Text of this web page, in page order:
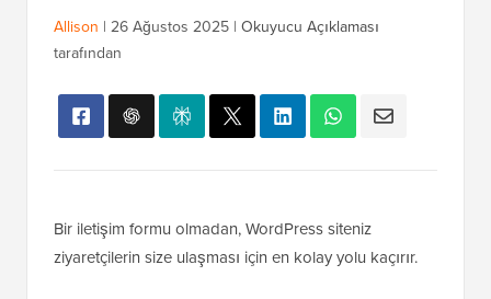
Allison | 26 Ağustos 2025 | Okuyucu Açıklaması
tarafından
Bir iletişim formu olmadan, WordPress siteniz
ziyaretçilerin size ulaşması için en kolay yolu kaçırır.